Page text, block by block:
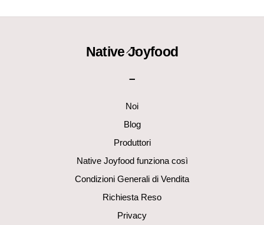
Back
Native Joyfood
–
Noi
Blog
Produttori
Native Joyfood funziona così
Condizioni Generali di Vendita
Richiesta Reso
Privacy